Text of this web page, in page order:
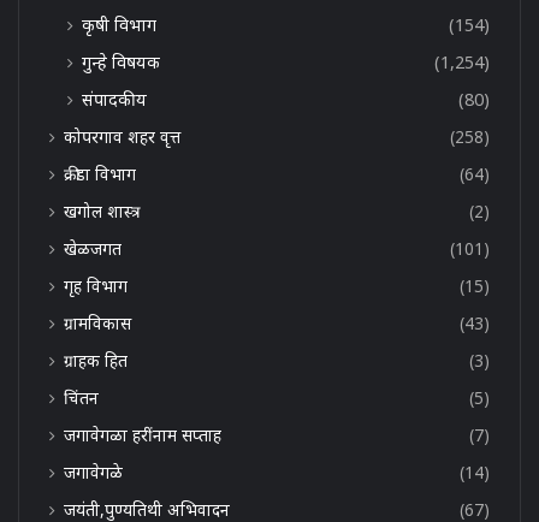
कृषी विभाग
(154)
गुन्हे विषयक
(1,254)
संपादकीय
(80)
कोपरगाव शहर वृत्त
(258)
क्रीडा विभाग
(64)
खगोल शास्त्र
(2)
खेळजगत
(101)
गृह विभाग
(15)
ग्रामविकास
(43)
ग्राहक हित
(3)
चिंतन
(5)
जगावेगळा हरींनाम सप्ताह
(7)
जगावेगळे
(14)
जयंती,पुण्यतिथी अभिवादन
(67)